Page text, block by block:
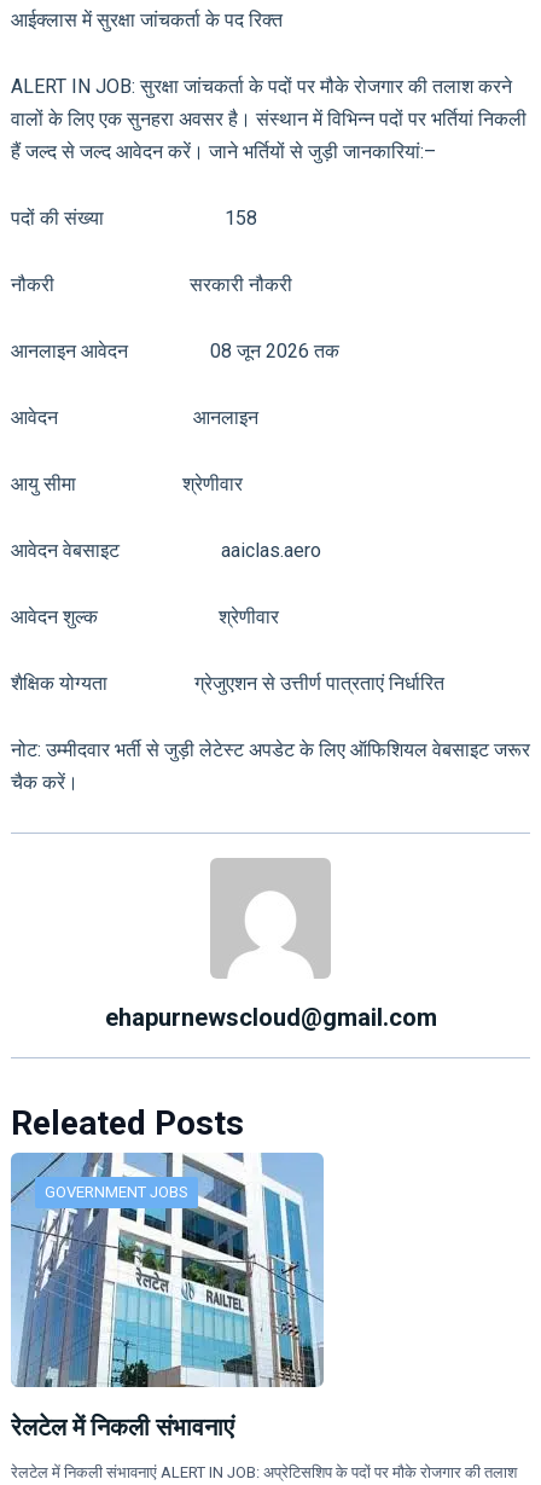
आईक्लास में सुरक्षा जांचकर्ता के पद रिक्त
ALERT IN JOB: सुरक्षा जांचकर्ता के पदों पर मौके रोजगार की तलाश करने
वालों के लिए एक सुनहरा अवसर है। संस्थान में विभिन्न पदों पर भर्तियां निकली
हैं जल्द से जल्द आवेदन करें। जाने भर्तियों से जुड़ी जानकारियां:–
पदों की संख्या 158
नौकरी सरकारी नौकरी
आनलाइन आवेदन 08 जून 2026 तक
आवेदन आनलाइन
आयु सीमा श्रेणीवार
आवेदन वेबसाइट aaiclas.aero
आवेदन शुल्क श्रेणीवार
शैक्षिक योग्यता ग्रेजुएशन से उत्तीर्ण पात्रताएं निर्धारित
नोट: उम्मीदवार भर्ती से जुड़ी लेटेस्ट अपडेट के लिए ऑफिशियल वेबसाइट जरूर
चैक करें।
ehapurnewscloud@gmail.com
Releated Posts
GOVERNMENT JOBS
रेलटेल में निकली संभावनाएं
रेलटेल में निकली संभावनाएं ALERT IN JOB: अप्रेटिसशिप के पदों पर मौके रोजगार की तलाश